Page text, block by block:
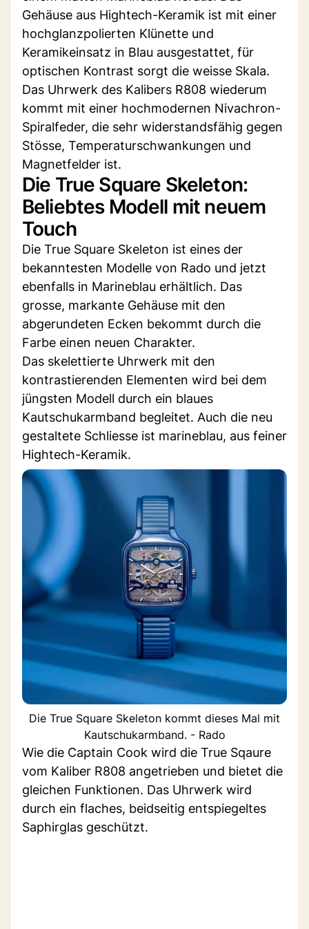
Gehäuse aus Hightech-Keramik ist mit einer
hochglanzpolierten Klünette und
Keramikeinsatz in Blau ausgestattet, für
optischen Kontrast sorgt die weisse Skala.
Das Uhrwerk des Kalibers R808 wiederum
kommt mit einer hochmodernen Nivachron-
Spiralfeder, die sehr widerstandsfähig gegen
Stösse, Temperaturschwankungen und
Magnetfelder ist.
Die True Square Skeleton:
Beliebtes Modell mit neuem
Touch
Die True Square Skeleton ist eines der
bekanntesten Modelle von Rado und jetzt
ebenfalls in Marineblau erhältlich. Das
grosse, markante Gehäuse mit den
abgerundeten Ecken bekommt durch die
Farbe einen neuen Charakter.
Das skelettierte Uhrwerk mit den
kontrastierenden Elementen wird bei dem
jüngsten Modell durch ein blaues
Kautschukarmband begleitet. Auch die neu
gestaltete Schliesse ist marineblau, aus feiner
Hightech-Keramik.
Die True Square Skeleton kommt dieses Mal mit
Kautschukarmband. - Rado
Wie die Captain Cook wird die True Sqaure
vom Kaliber R808 angetrieben und bietet die
gleichen Funktionen. Das Uhrwerk wird
durch ein flaches, beidseitig entspiegeltes
Saphirglas geschützt.